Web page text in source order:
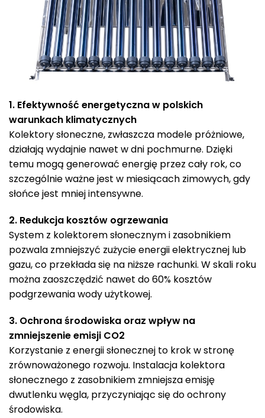
1. Efektywność energetyczna w polskich
warunkach klimatycznych
Kolektory słoneczne, zwłaszcza modele próżniowe,
działają wydajnie nawet w dni pochmurne. Dzięki
temu mogą generować energię przez cały rok, co
szczególnie ważne jest w miesiącach zimowych, gdy
słońce jest mniej intensywne.
2. Redukcja kosztów ogrzewania
System z kolektorem słonecznym i zasobnikiem
pozwala zmniejszyć zużycie energii elektrycznej lub
gazu, co przekłada się na niższe rachunki. W skali roku
można zaoszczędzić nawet do 60% kosztów
podgrzewania wody użytkowej.
3. Ochrona środowiska oraz wpływ na
zmniejszenie emisji CO2
Korzystanie z energii słonecznej to krok w stronę
zrównoważonego rozwoju. Instalacja kolektora
słonecznego z zasobnikiem zmniejsza emisję
dwutlenku węgla, przyczyniając się do ochrony
środowiska.